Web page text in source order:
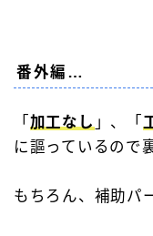
番外編…
「 加工なし 」、「
に謳っているので
もちろん、補助パ